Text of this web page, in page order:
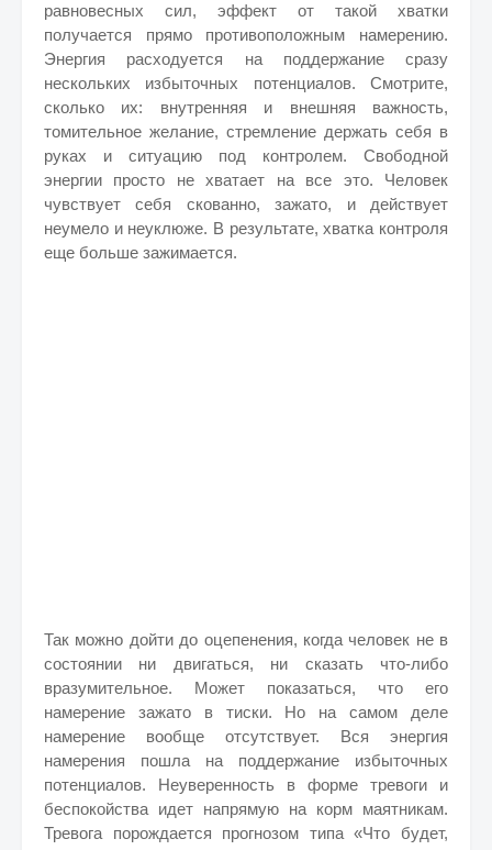
равновесных сил, эффект от такой хватки
получается прямо противоположным намерению.
Энергия расходуется на поддержание сразу
нескольких избыточных потенциалов. Смотрите,
сколько их: внутренняя и внешняя важность,
томительное желание, стремление держать себя в
руках и ситуацию под контролем. Свободной
энергии просто не хватает на все это. Человек
чувствует себя скованно, зажато, и действует
неумело и неуклюже. В результате, хватка контроля
еще больше зажимается.
Так можно дойти до оцепенения, когда человек не в
состоянии ни двигаться, ни сказать что-либо
вразумительное. Может показаться, что его
намерение зажато в тиски. Но на самом деле
намерение вообще отсутствует. Вся энергия
намерения пошла на поддержание избыточных
потенциалов. Неуверенность в форме тревоги и
беспокойства идет напрямую на корм маятникам.
Тревога порождается прогнозом типа «Что будет,